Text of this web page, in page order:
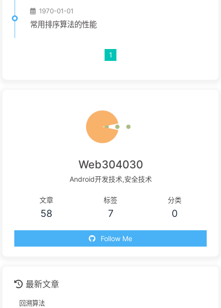
1970-01-01
常用排序算法的性能
1
Web304030
Android开发技术,安全技术
文章
58
标签
7
分类
0
Follow Me
最新文章
回溯算法